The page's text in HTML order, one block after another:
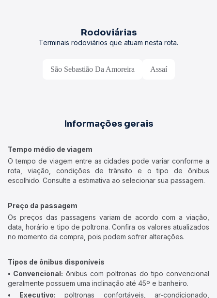
Rodoviárias
Terminais rodoviários que atuam nesta rota.
São Sebastião Da Amoreira Assaí
Informações gerais
Tempo médio de viagem
O tempo de viagem entre as cidades pode variar conforme a
rota, viação, condições de trânsito e o tipo de ônibus
escolhido. Consulte a estimativa ao selecionar sua passagem.
Preço da passagem
Os preços das passagens variam de acordo com a viação,
data, horário e tipo de poltrona. Confira os valores atualizados
no momento da compra, pois podem sofrer alterações.
Tipos de ônibus disponíveis
• Convencional: ônibus com poltronas do tipo convencional
geralmente possuem uma inclinação até 45º e banheiro.
• Executivo: poltronas confortáveis, ar-condicionado,